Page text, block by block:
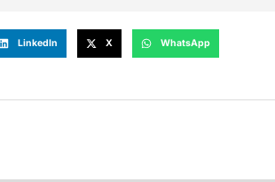
LinkedIn X WhatsApp